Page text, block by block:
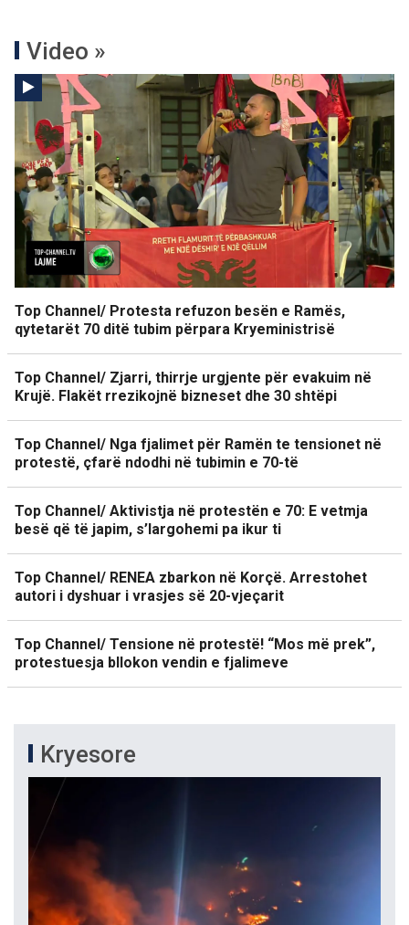
Video »
Top Channel/ Protesta refuzon besën e Ramës,
qytetarët 70 ditë tubim përpara Kryeministrisë
Top Channel/ Zjarri, thirrje urgjente për evakuim në
Krujë. Flakët rrezikojnë bizneset dhe 30 shtëpi
Top Channel/ Nga fjalimet për Ramën te tensionet në
protestë, çfarë ndodhi në tubimin e 70-të
Top Channel/ Aktivistja në protestën e 70: E vetmja
besë që të japim, s’largohemi pa ikur ti
Top Channel/ RENEA zbarkon në Korçë. Arrestohet
autori i dyshuar i vrasjes së 20-vjeçarit
Top Channel/ Tensione në protestë! “Mos më prek”,
protestuesja bllokon vendin e fjalimeve
Kryesore